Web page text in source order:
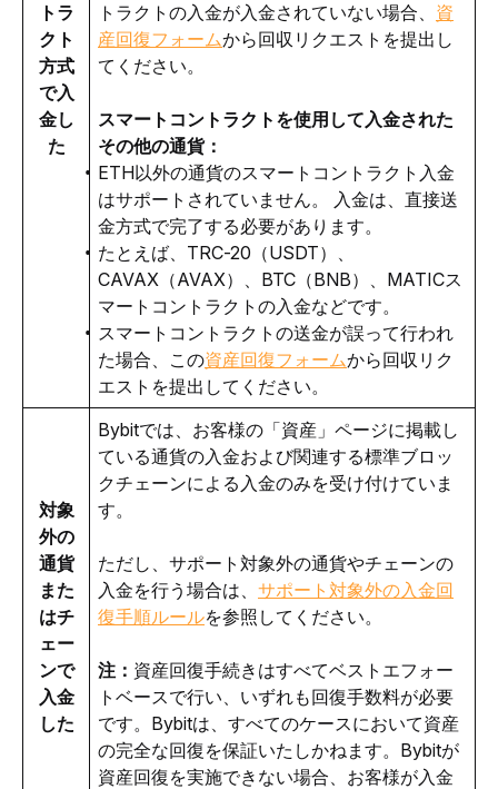
トラ
クト
方式
で入
金し
た
トラクトの入金が入金されていない場合、 資
産回復フォームから回収リクエストを提出し
てください。
スマートコントラクトを使用して入金された
その他の通貨：
ETH以外の通貨のスマートコントラクト入金
はサポートされていません。 入金は、直接送
金方式で完了する必要があります。
たとえば、TRC-20（USDT）、
CAVAX（AVAX）、BTC（BNB）、MATICス
マートコントラクトの入金などです。
スマートコントラクトの送金が誤って行われ
た場合、この資産回復フォームから回収リク
エストを提出してください。
対象
外の
通貨
また
はチ
ェー
ンで
入金
した
Bybitでは、お客様の「資産」ページに掲載し
ている通貨の入金および関連する標準ブロッ
クチェーンによる入金のみを受け付けていま
す。
ただし、サポート対象外の通貨やチェーンの
入金を行う場合は、 サポート対象外の入金回
復手順ルールを参照してください。
注： 資産回復手続きはすべてベストエフォー
トベースで行い、いずれも回復手数料が必要
です。Bybitは、すべてのケースにおいて資産
の完全な回復を保証いたしかねます。Bybitが
資産回復を実施できない場合、お客様が入金